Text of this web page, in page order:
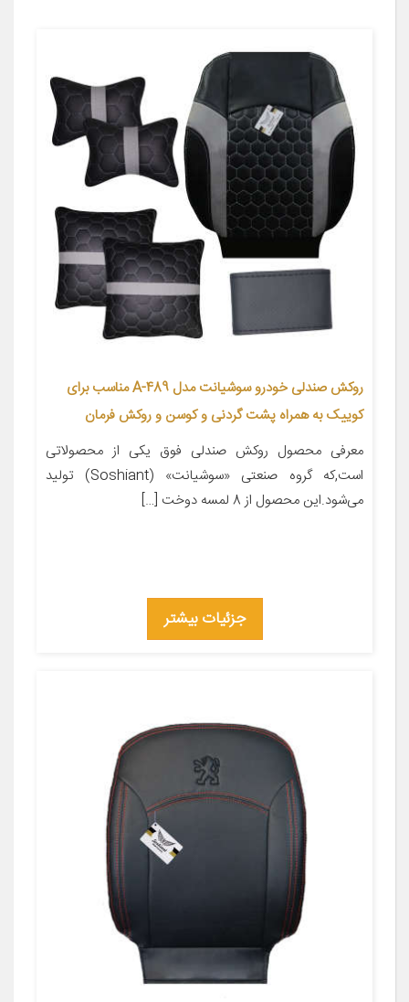
روکش صندلی خودرو سوشیانت مدل A-489 مناسب برای
کوییک به همراه پشت گردنی و کوسن و روکش فرمان
معرفی محصول روکش صندلی فوق یکی از محصولاتی
است,که گروه صنعتی «سوشیانت» (Soshiant) تولید
می‌شود.این محصول از 8 لمسه دوخت […]
جزئیات بیشتر